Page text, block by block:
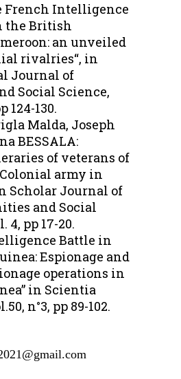
French Intelligence
the British
an unveiled
rivalries“, in
Journal of
Social Science,
124-130.
Malda, Joseph
BESSALA:
of veterans of
army in
Scholar Journal of
and Social
4, pp 17-20.
Battle in
Espionage and
operations in
in Scientia
n°3, pp 89-102.